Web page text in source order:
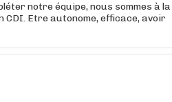
notre équipe, nous sommes à la
CDI. Etre autonome, efficace, avoir